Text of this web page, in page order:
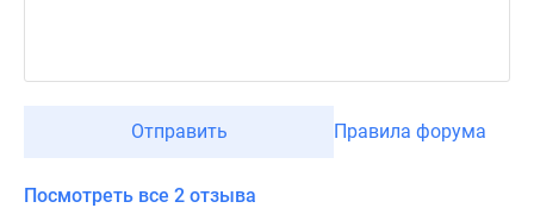
Отправить Правила форума
Посмотреть все 2 отзыва